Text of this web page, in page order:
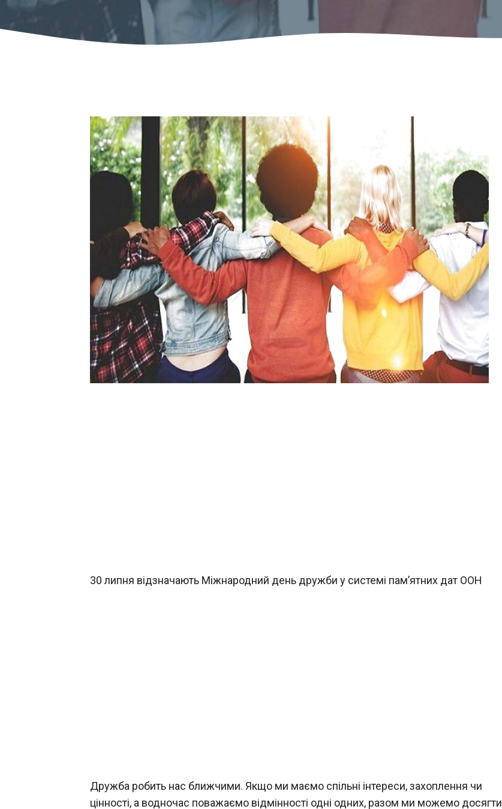
30 липня відзначають Міжнародний день дружби у системі пам’ятних дат ООН
Дружба робить нас ближчими. Якщо ми маємо спільні інтереси, захоплення чи
цінності, а водночас поважаємо відмінності одні одних, разом ми можемо досягти